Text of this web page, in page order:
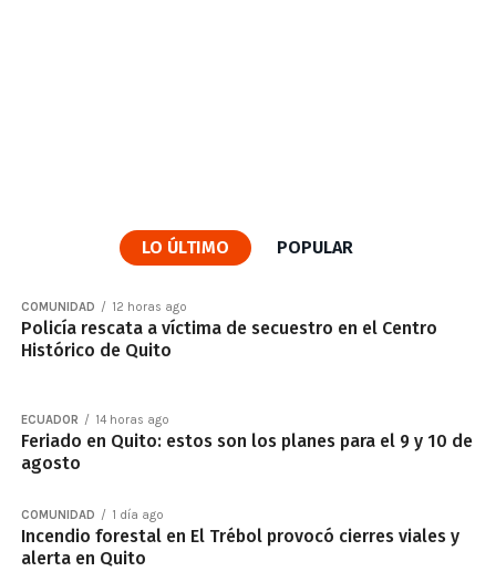
LO ÚLTIMO POPULAR
COMUNIDAD 12 horas ago
Policía rescata a víctima de secuestro en el Centro
Histórico de Quito
ECUADOR 14 horas ago
Feriado en Quito: estos son los planes para el 9 y 10 de
agosto
COMUNIDAD 1 día ago
Incendio forestal en El Trébol provocó cierres viales y
alerta en Quito